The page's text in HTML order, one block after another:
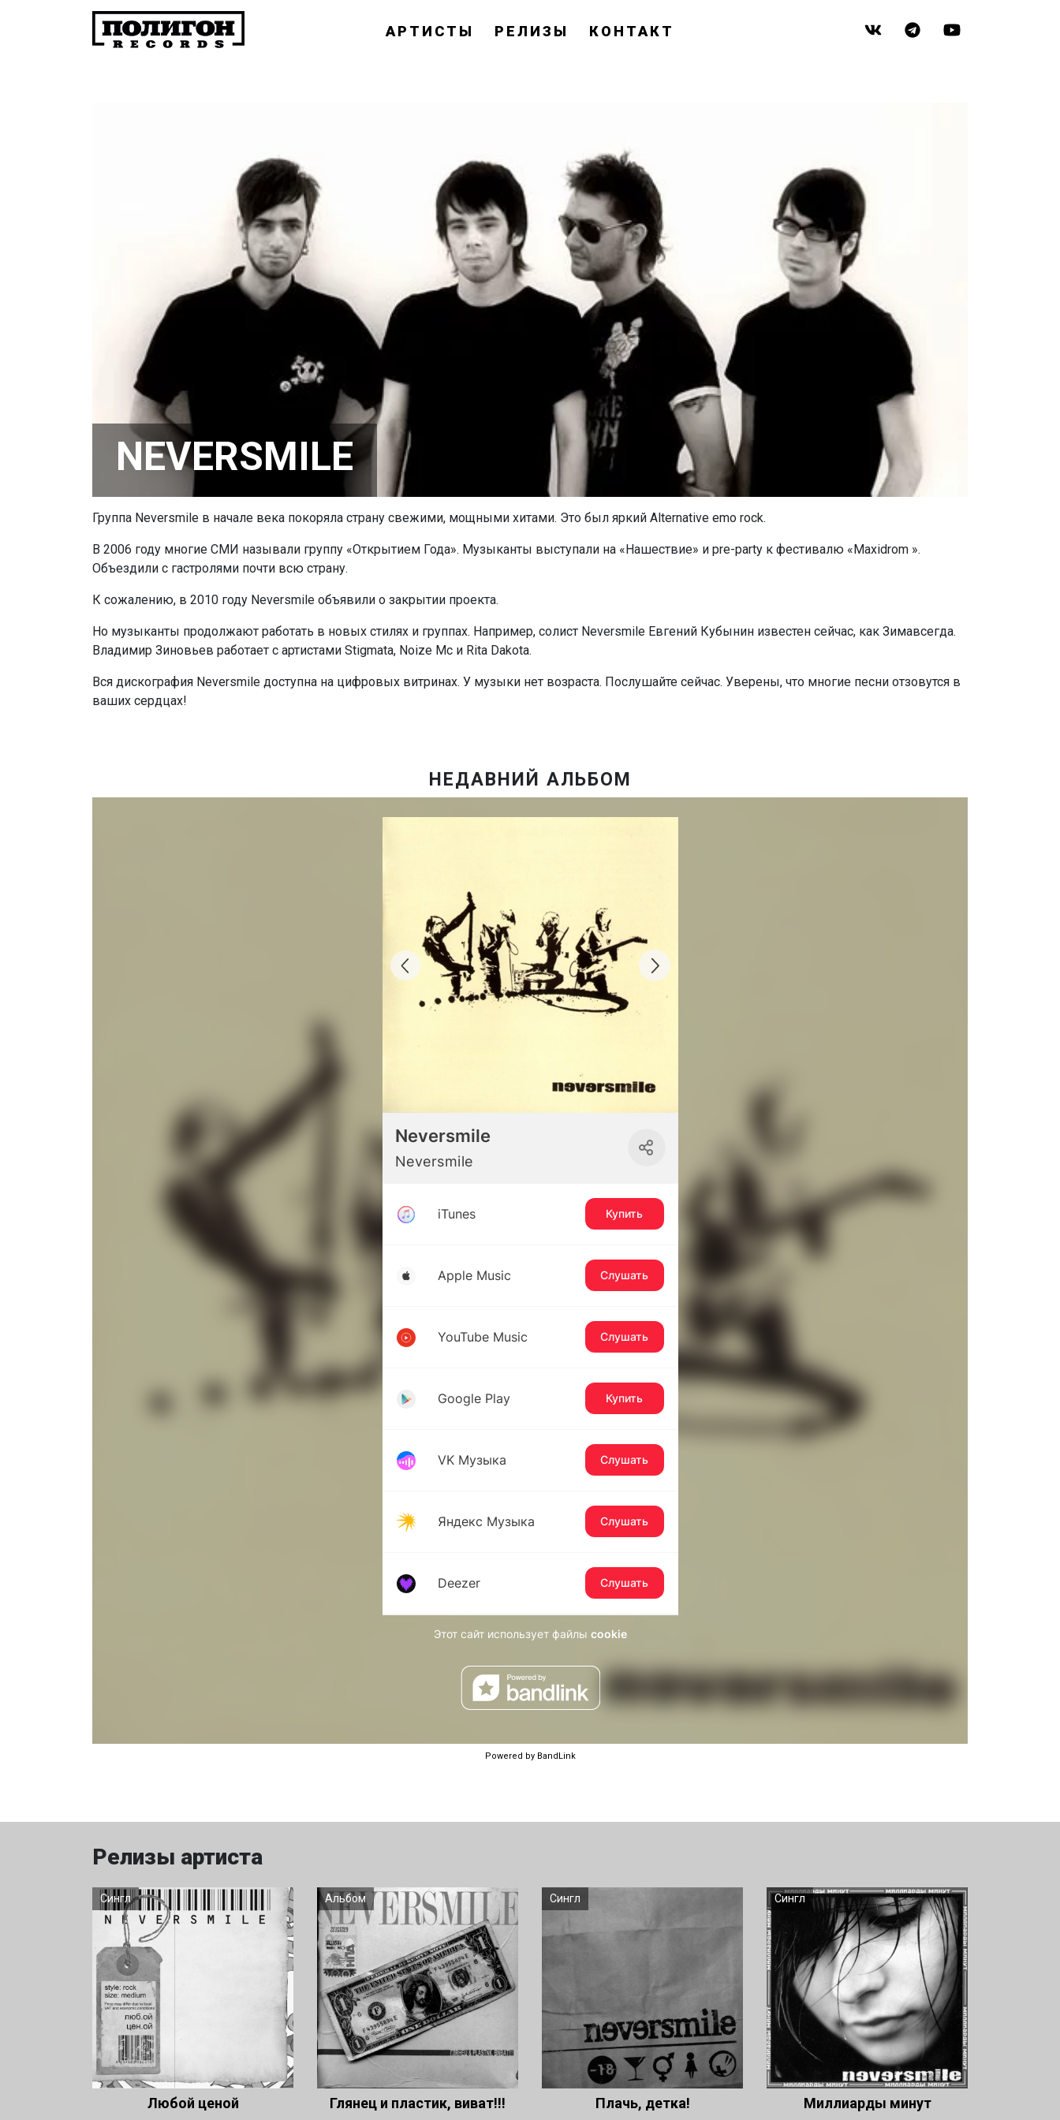
АРТИСТЫ РЕЛИЗЫ КОНТАКТ
NEVERSMILE
Группа Neversmile в начале века покоряла страну свежими, мощными хитами. Это был яркий Alternative emo rock.
В 2006 году многие СМИ называли группу «Открытием Года». Музыканты выступали на «Нашествие» и pre-party к фестивалю «Maxidrom ».
Объездили с гастролями почти всю страну.
К сожалению, в 2010 году Neversmile объявили о закрытии проекта.
Но музыканты продолжают работать в новых стилях и группах. Например, солист Neversmile Евгений Кубынин известен сейчас, как Зимавсегда.
Владимир Зиновьев работает с артистами Stigmata, Noize Mc и Rita Dakota.
Вся дискография Neversmile доступна на цифровых витринах. У музыки нет возраста. Послушайте сейчас. Уверены, что многие песни отзовутся в
ваших сердцах!
НЕДАВНИЙ АЛЬБОМ
Powered by BandLink
Релизы артиста
Сингл
Любой ценой
Альбом
Глянец и пластик, виват!!!
Сингл
Плачь, детка!
Сингл
Миллиарды минут